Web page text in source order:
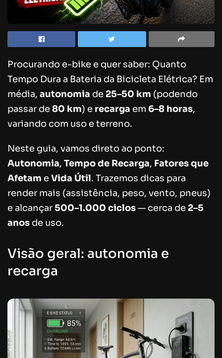
Procurando e-bike e quer saber: Quanto
Tempo Dura a Bateria da Bicicleta Elétrica? Em
média, autonomia de 25–50 km (podendo
passar de80 km) e recarga em 6–8 horas,
variando com uso e terreno.
Neste guia, vamos direto ao ponto:
Autonomia, Tempo de Recarga, Fatores que
Afetam eVida Útil. Trazemos dicas para
render mais (assistência, peso, vento, pneus)
e alcançar500–1.000 ciclos— cerca de 2–5
anos de uso.
Visão geral: autonomia e
recarga